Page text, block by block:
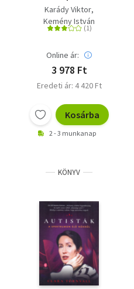
numerus clausus előtt
és azután
Karády Viktor
Kemény István
Online ár:
3 978 Ft
Eredeti ár: 4 420 Ft
Kosárba
2 - 3 munkanap
KÖNYV